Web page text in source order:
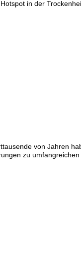
in der
von Jahren
zu